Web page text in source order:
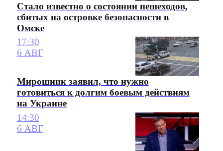
Стало известно о состоянии пешеходов,
сбитых на островке безопасности в
Омске
17:30
6 АВГ
Мирошник заявил, что нужно
готовиться к долгим боевым действиям
на Украине
14:30
6 АВГ